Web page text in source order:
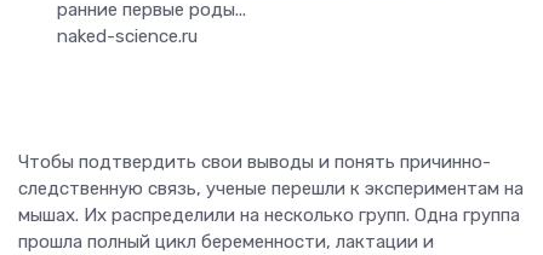
ранние первые роды...
naked-science.ru
Чтобы подтвердить свои выводы и понять причинно-
следственную связь, ученые перешли к экспериментам на
мышах. Их распределили на несколько групп. Одна группа
прошла полный цикл беременности, лактации и